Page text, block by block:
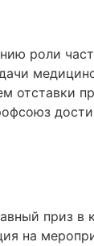
роли
отставки
приз в
на